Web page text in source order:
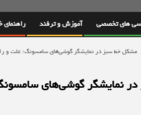
های تخصصی آموزش و ترفند راهنمای
مشکل خط سبز در نمایشگر گوشی‌های سامسونگ؛ علت و
نمایشگر گوشی‌های